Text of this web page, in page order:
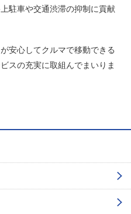
駐車や交通渋滞の抑制に貢献
安心してクルマで移動できる
スの充実に取組んでまいりま